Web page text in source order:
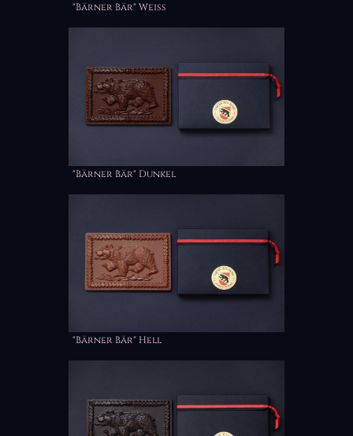
"Bärner Bär" Weiss
"Bärner Bär" Dunkel
"Bärner Bär" Hell